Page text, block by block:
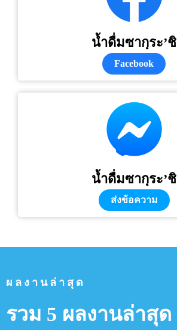
น้ำดื่มซากุระ’ชิ
Facebook
น้ำดื่มซากุระ’ชิ
ส่งข้อความ
ผลงานล่าสุด
รวม 5 ผลงานล่าสุด